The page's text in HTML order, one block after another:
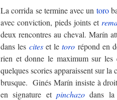
La corrida se termine avec un toro
avec conviction, pieds joints et
deux rencontres au cheval. Marín
dans les citeset letoro répond en
rien et donne le maximum sur les
quelques scories apparaissent sur
brusque. Ginés Marín insiste à
en signature et pinchazodans la